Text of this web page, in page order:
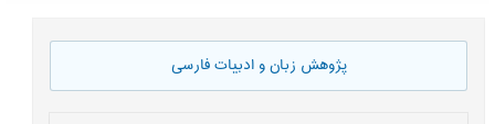
پژوهش زبان و ادبیات فارسی